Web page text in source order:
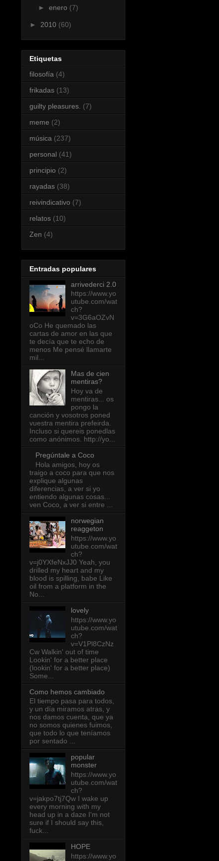
► enero (7)
► 2010 (60)
Etiquetas
filosofía (4)
frikadas (13)
guilty pleasures. (7)
meme (2)
música (237)
personal (41)
principio (2)
rayadas (38)
reivindicativo (7)
relatos (10)
Zen (4)
Entradas populares
arrivederci 2.0
https://www.yo
utube.com/wat
ch?
v=3G6aOZvN
oCo He quemado las
cartas de amor en las que
te decía que te echo de
menos Me pensé llamarte
mil...
Mas de cien
mentiras?
Hoy va de
mentiras... os
pongo la
canción y vosotros poned
vuestra mentira prefeirda.
Incluso si quereis ponedlas
como anónimos. http://yo...
Pregúntale a Coco
Hola amigos, hoy os
traigo a coco para que nos
explique algunas
diferencias, a ver si yo
entiendo algunas cosas...
ven Coco, a ver si entre ...
norwegian
reaggeton
https://www.yo
utube.com/wat
ch?
v=j0YXfeNxJJ0 Yeah, you
drilled my heart and my
blood is spilling, babe Like
oil from a platform in the
No...
lovely
https://www.yo
utube.com/wat
ch?
v=V1Pl8CzNz
Cw Walkin' out of time
Lookin' for a better place
(lookin' for a better place)
Some...
Como hemos cambiado
El tiempo pasa para todos,
y un día miramos atras, y
nos damos cuenta, que ya
no somos quienes fuimos,
que todo lo que teníamos
por sentado ...
popular
monster
https://www.yo
utube.com/wat
ch?
v=jakpo7tj7Qw I wake up
every morning with my
head up in a daze I'm not
sure if I should say this,
fuck...
HOPE
https://www.yo